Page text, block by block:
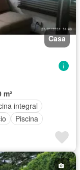
Casa
m²
integral
Piscina